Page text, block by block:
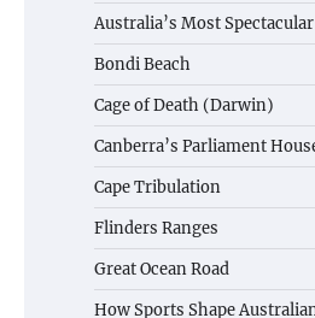
Australia’s Most
Bondi Beach
Cage of Death (Darwin)
Canberra’s Parliament
Cape Tribulation
Flinders Ranges
Great Ocean Road
How Sports Shape